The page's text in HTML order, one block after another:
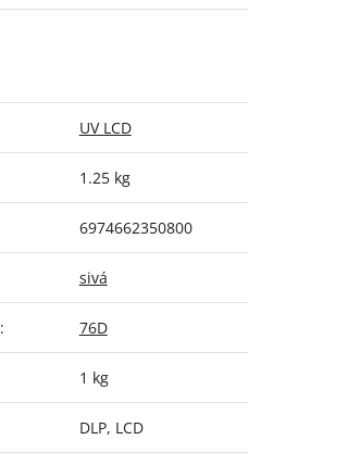
UV LCD
1.25 kg
6974662350800
sivá
: 76D
1 kg
DLP, LCD